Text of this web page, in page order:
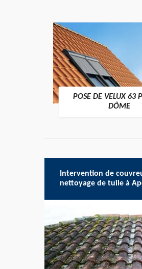
POSE DE VELUX 63
DÔME
Intervention de
nettoyage de tuile à